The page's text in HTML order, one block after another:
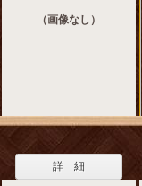
（画像なし）
詳 細